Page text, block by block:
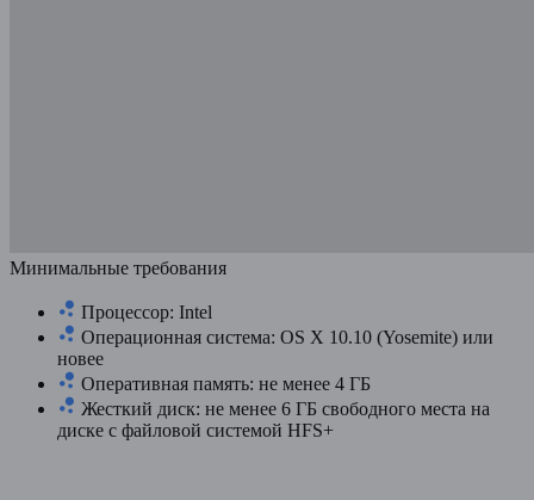
Минимальные требования
Процессор: Intel
Операционная система: OS X 10.10 (Yosemite) или
новее
Оперативная память: не менее 4 ГБ
Жесткий диск: не менее 6 ГБ свободного места на
диске с файловой системой HFS+